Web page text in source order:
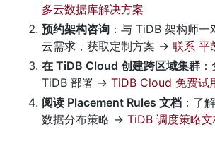
多云数据库解决方案
预约架构咨询 ：与 TiDB 架构师
云需求，获取定制方案 → 联系 平
在 TiDB Cloud 创建跨区域集群
TiDB 部署 → TiDB Cloud 免费试
阅读 Placement Rules 文档 ：了
数据分布策略 → TiDB 调度策略文